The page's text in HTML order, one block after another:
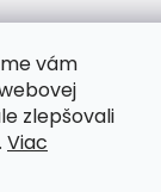
vám
zlepšovali
Viac